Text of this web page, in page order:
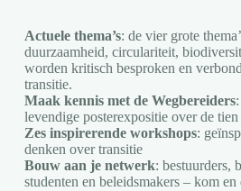
Actuele thema’s: de vier grote
duurzaamheid, circulariteit,
worden kritisch besproken en
transitie.
Maak kennis met de Wegbereiders
levendige posterexpositie over de
Zes inspirerende workshops:
denken over transitie
Bouw aan je netwerk: bestuurders,
studenten en beleidsmakers – kom